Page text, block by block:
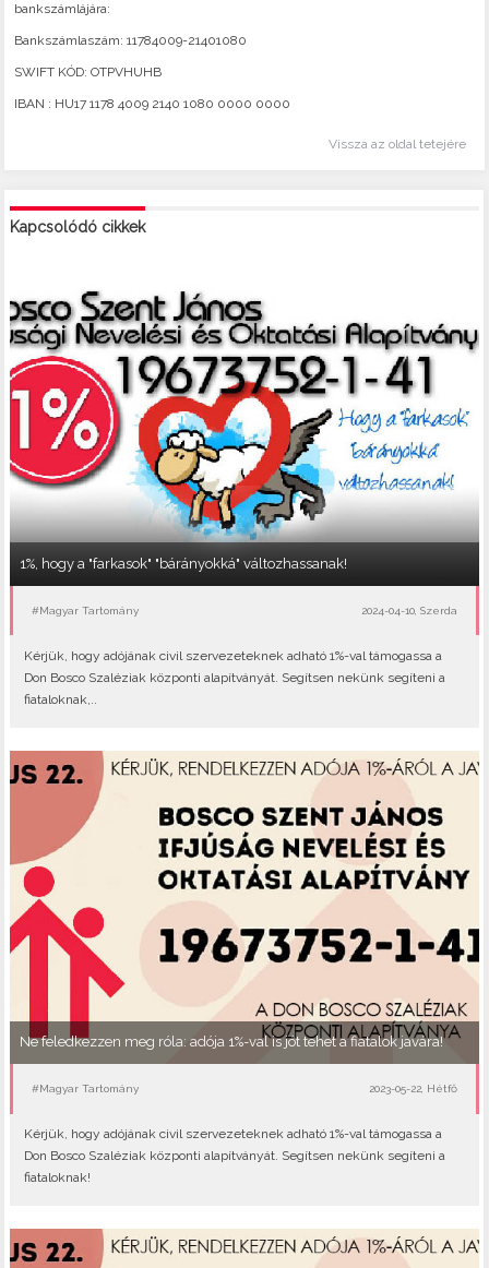
bankszámlájára:
Bankszámlaszám: 11784009-21401080
SWIFT KÓD: OTPVHUHB
IBAN : HU17 1178 4009 2140 1080 0000 0000
Vissza az oldal tetejére
Kapcsolódó cikkek
1%, hogy a "farkasok" "bárányokká" változhassanak!
#Magyar Tartomány 2024-04-10, Szerda
Kérjük, hogy adójának civil szervezeteknek adható 1%-val támogassa a
Don Bosco Szaléziak központi alapítványát. Segítsen nekünk segíteni a
fiataloknak,..
Ne feledkezzen meg róla: adója 1%-val is jót tehet a fiatalok javára!
#Magyar Tartomány 2023-05-22, Hétfő
Kérjük, hogy adójának civil szervezeteknek adható 1%-val támogassa a
Don Bosco Szaléziak központi alapítványát. Segítsen nekünk segíteni a
fiataloknak!